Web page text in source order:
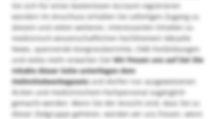
Sie sich für einen kostenlosen Account registrieren
würden! Im Anschluss erhalten Sie sofortigen Zugang zu
diesem und vielen weiteren, interessanten Inhalten zu
medizinisch-wissenschaftlichen Fachthemen! Aktuelle
News, spannende Kongressberichte, CME-Fortbildungen
und vieles mehr erwarten Sie!Wir freuen uns auf Sie! Die
Inhalte dieser Seite unterliegen dem
Heilmittelwerbegesetzund dürfen nur ausgewiesenen
Ärzten und medizinischem Fachpersonal zugänglich
gemacht werden. Wenn Sie der Ansicht sind, dass Sie zu
dieser Zielgruppe gehören, würden wir uns freuen, wenn